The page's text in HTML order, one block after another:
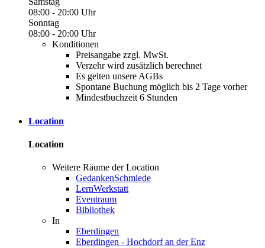
08:00 - 20:00 Uhr
Sonntag
08:00 - 20:00 Uhr
Konditionen
Preisangabe zzgl. MwSt.
Verzehr wird zusätzlich berechnet
Es gelten unsere AGBs
Spontane Buchung möglich bis 2 Tage vorher
Mindestbuchzeit 6 Stunden
Location
Location
Weitere Räume der Location
GedankenSchmiede
LernWerkstatt
Eventraum
Bibliothek
In
Eberdingen
Eberdingen - Hochdorf an der Enz